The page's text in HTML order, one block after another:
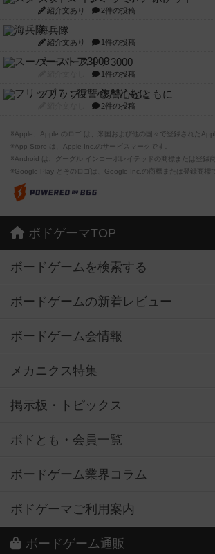
紹介文あり 2件の投稿
海兵隊
紹介文あり 1件の投稿
スーパーストア3000
1件の投稿
フリップ７：復讐心とともに
2件の投稿
※Apple、Apple のロゴ は、米国および他の国々で登録された
※App Store は、Apple Inc.のサービスマークです。
※Android は、グーグル インコーポレイテッドの商標または登録商
※Google Play とそのロゴは、Google Inc.の商標または登録商標
ボドゲーマTOP
ボードゲームを検索する
ボードゲームの新着レビュー
ボードゲーム会情報
メカニクス特集
掲示板・トピックス
ボドとも・会員一覧
ボードゲーム業界コラム
ボドゲーマご利用案内
ボードゲーム通販